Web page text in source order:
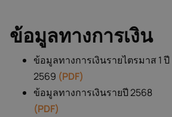
ข้อมูลทางการเงิน
ข้อมูลทางการเงินรายไตรมาส 1 ปี
2569 (PDF)
ข้อมูลทางการเงินรายปี 2568
(PDF)